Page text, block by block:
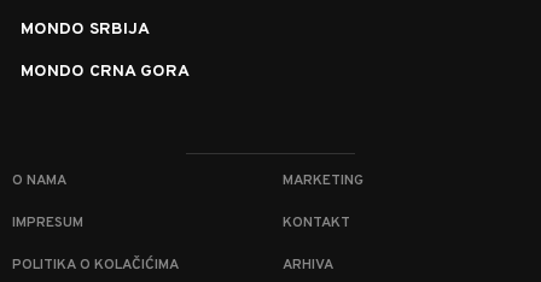
MONDO SRBIJA
MONDO CRNA GORA
O NAMA MARKETING
IMPRESUM KONTAKT
POLITIKA O KOLAČIĆIMA ARHIVA